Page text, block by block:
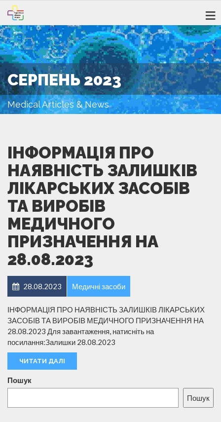
СЕРПЕНЬ 2023
Medical Articles & News
ІНФОРМАЦІЯ ПРО
НАЯВНІСТЬ ЗАЛИШКІВ
ЛІКАРСЬКИХ ЗАСОБІВ
ТА ВИРОБІВ
МЕДИЧНОГО
ПРИЗНАЧЕННЯ НА
28.08.2023
28.08.2023 Медичні засоби
ІНФОРМАЦІЯ ПРО НАЯВНІСТЬ ЗАЛИШКІВ ЛІКАРСЬКИХ
ЗАСОБІВ ТА ВИРОБІВ МЕДИЧНОГО ПРИЗНАЧЕННЯ НА
28.08.2023 Для завантаження, натисніть на
посилання:Залишки 28.08.2023
ЧИТАТИ ДАЛІ
Пошук
Пошук